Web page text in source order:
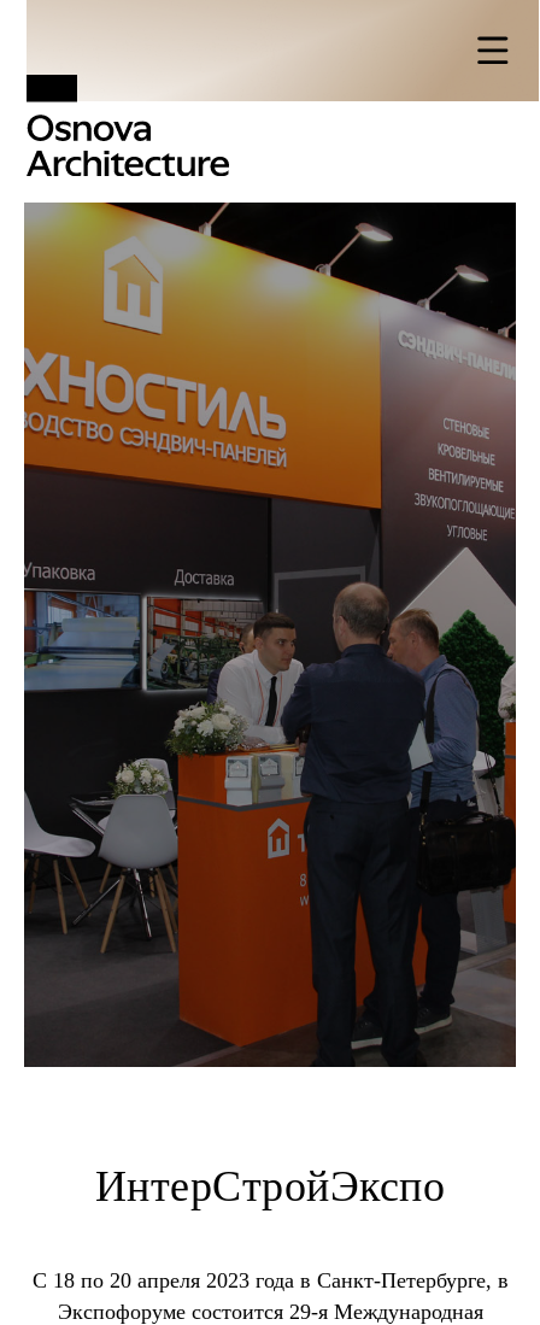
ИнтерСтройЭкспо
С 18 по 20 апреля 2023 года в Санкт-Петербурге, в
Экспофоруме состоится 29-я Международная